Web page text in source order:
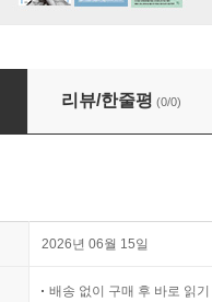
살 관련 번역 자료집 (2)
리뷰/한줄평 (0/0)
2026년 06월 15일
배송 없이 구매 후 바로 읽기